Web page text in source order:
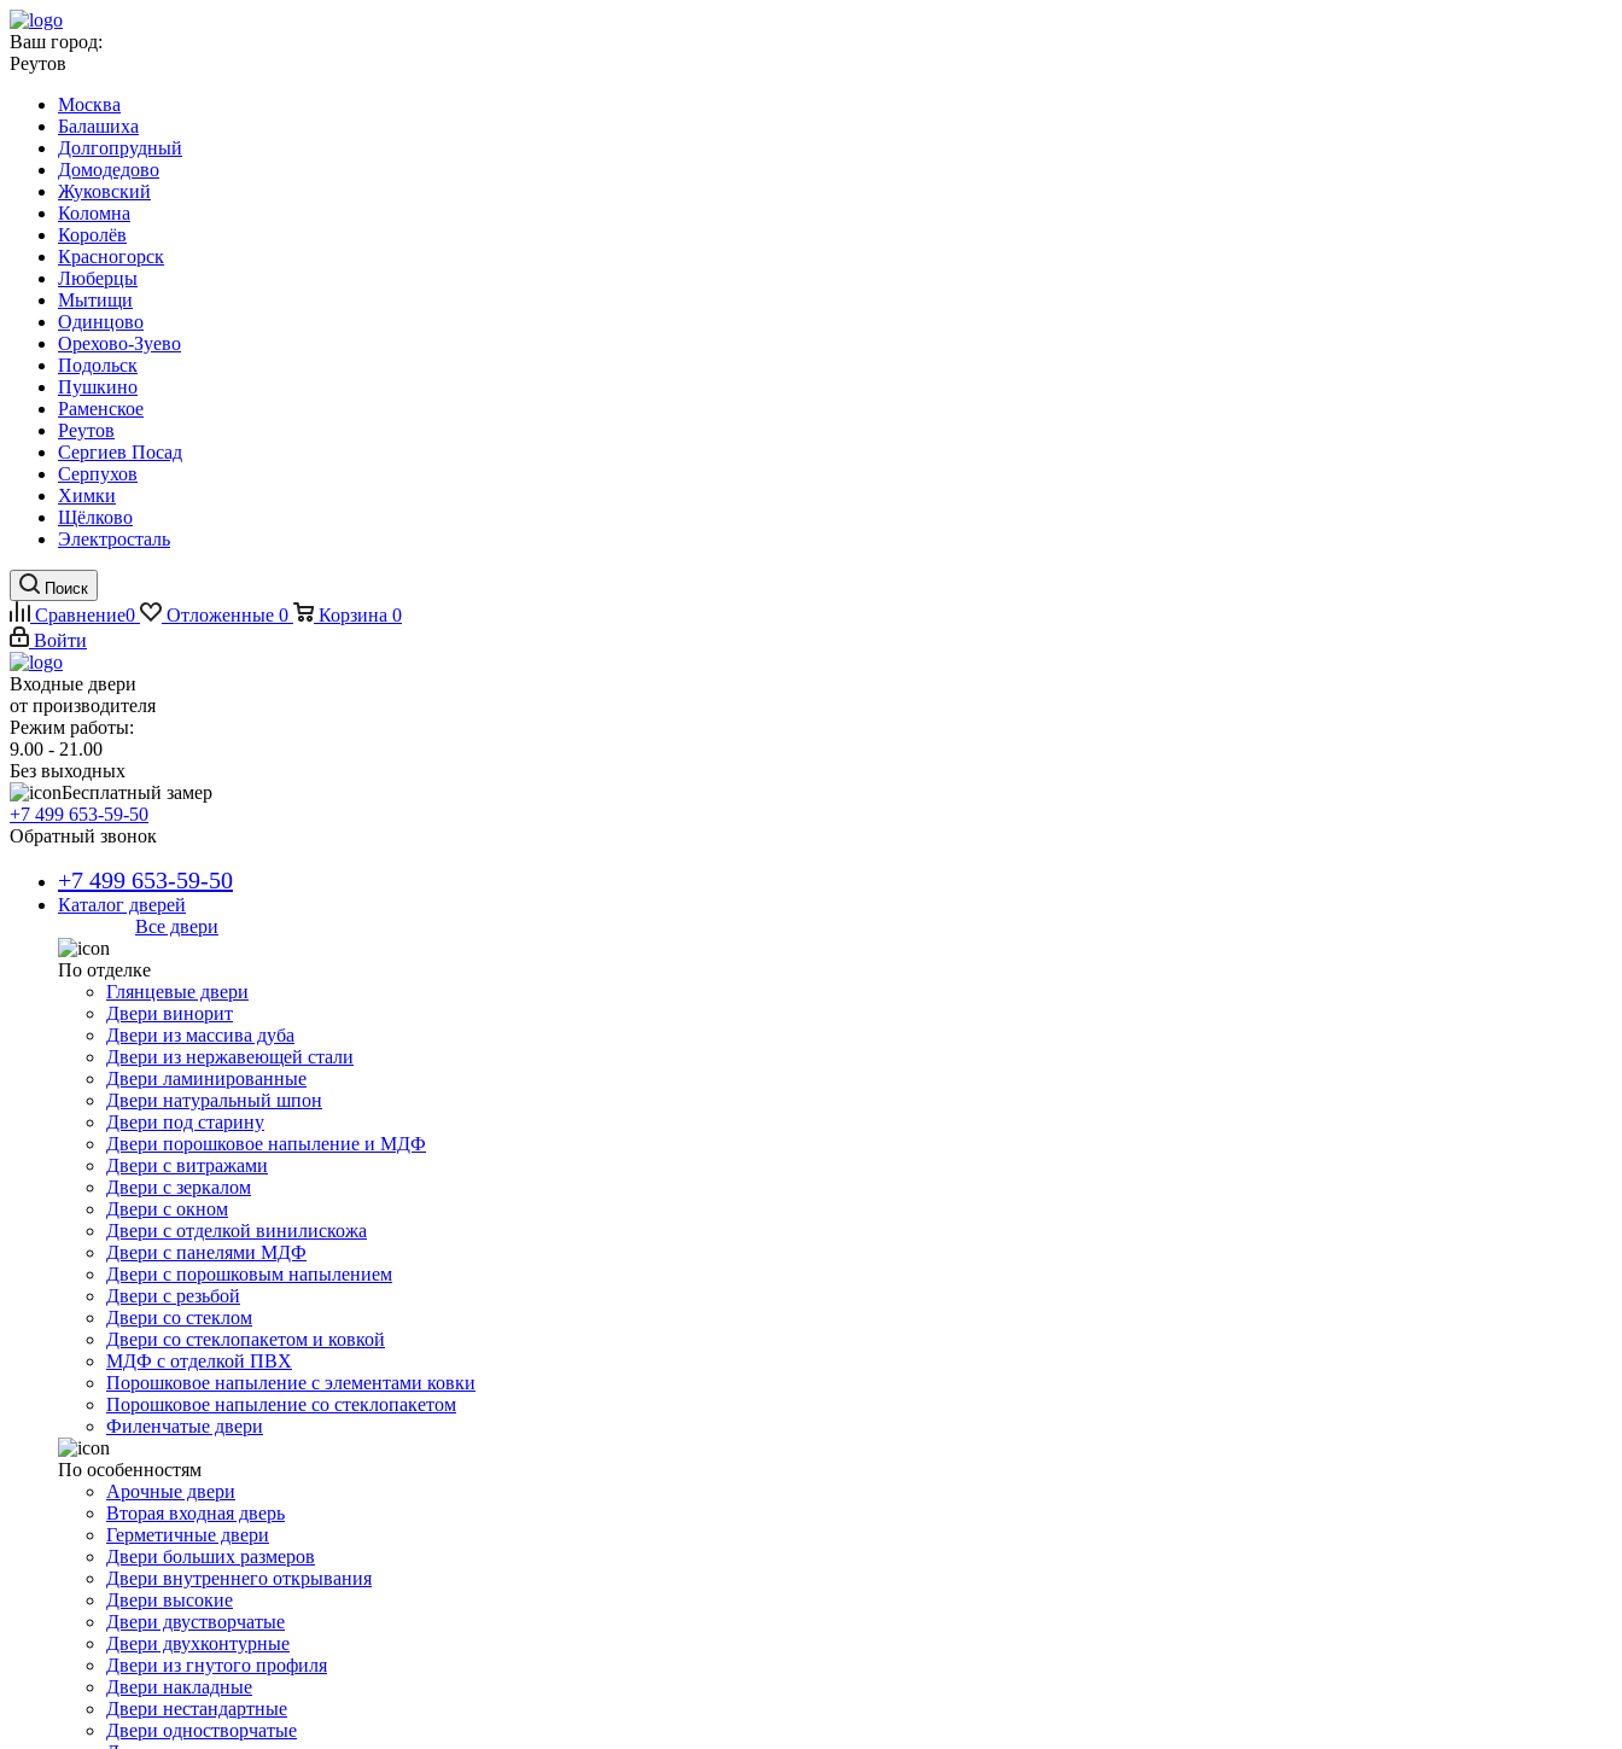
Ваш город:
Реутов
Москва
Балашиха
Долгопрудный
Домодедово
Жуковский
Коломна
Королёв
Красногорск
Люберцы
Мытищи
Одинцово
Орехово-Зуево
Подольск
Пушкино
Раменское
Реутов
Сергиев Посад
Серпухов
Химки
Щёлково
Электросталь
Поиск
Сравнение0 Отложенные 0 Корзина 0
Войти
Входные двери
от производителя
Режим работы:
9.00 - 21.00
Без выходных
Бесплатный замер
+7 499 653-59-50
Обратный звонок
+7 499 653-59-50
Каталог дверей
Все двери
По отделке
Глянцевые двери
Двери винорит
Двери из массива дуба
Двери из нержавеющей стали
Двери ламинированные
Двери натуральный шпон
Двери под старину
Двери порошковое напыление и МДФ
Двери с витражами
Двери с зеркалом
Двери с окном
Двери с отделкой винилискожа
Двери с панелями МДФ
Двери с порошковым напылением
Двери с резьбой
Двери со стеклом
Двери со стеклопакетом и ковкой
МДФ с отделкой ПВХ
Порошковое напыление с элементами ковки
Порошковое напыление со стеклопакетом
Филенчатые двери
По особенностям
Арочные двери
Вторая входная дверь
Герметичные двери
Двери больших размеров
Двери внутреннего открывания
Двери высокие
Двери двустворчатые
Двери двухконтурные
Двери из гнутого профиля
Двери накладные
Двери нестандартные
Двери одностворчатые